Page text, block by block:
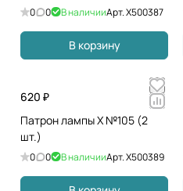
0 0 В наличииАрт.X500387
В корзину
620 ₽
Патрон лампы X №105 (2
шт.)
0 0 В наличииАрт.X500389